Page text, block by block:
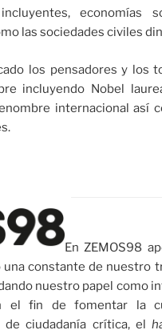
economías
las sociedades civiles
los pensadores y los
incluyendo Nobel
internacional así
En ZEMOS98
constante de nuestro
nuestro papel como
el fin de fomentar la
de ciudadanía crítica, el